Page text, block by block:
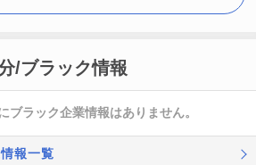
/ブラック情報
ブラック企業情報はありません。
報一覧